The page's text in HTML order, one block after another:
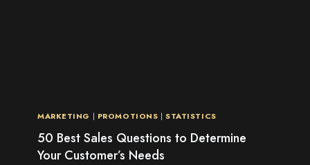
MARKETING | PROMOTIONS |STATISTICS
50 Best Sales Questions to Determine
Your Customer’s Needs